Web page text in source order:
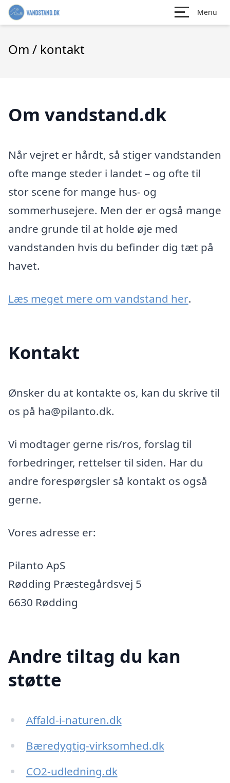
Menu
Om / kontakt
Om vandstand.dk
Når vejret er hårdt, så stiger vandstanden
ofte mange steder i landet – og ofte til
stor scene for mange hus- og
sommerhusejere. Men der er også mange
andre grunde til at holde øje med
vandstanden hvis du befinder dig tæt på
havet.
Læs meget mere om vandstand her.
Kontakt
Ønsker du at kontakte os, kan du skrive til
os på ha@pilanto.dk.
Vi modtager gerne ris/ros, forslag til
forbedringer, rettelser til siden. Har du
andre forespørgsler så kontakt os også
gerne.
Vores adresse er:
Pilanto ApS
Rødding Præstegårdsvej 5
6630 Rødding
Andre tiltag du kan
støtte
Affald-i-naturen.dk
Bæredygtig-virksomhed.dk
CO2-udledning.dk